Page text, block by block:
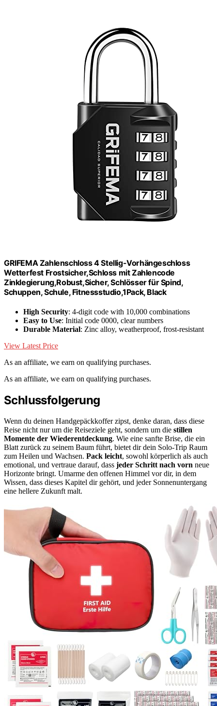
GRIFEMA Zahlenschloss 4 Stellig-Vorhängeschloss
Wetterfest Frostsicher,Schloss mit Zahlencode
Zinklegierung,Robust,Sicher, Schlösser für Spind,
Schuppen, Schule, Fitnessstudio,1Pack, Black
High Security: 4-digit code with 10,000 combinations
Easy to Use: Initial code 0000, clear numbers
Durable Material: Zinc alloy, weatherproof, frost-resistant
View Latest Price
As an affiliate, we earn on qualifying purchases.
As an affiliate, we earn on qualifying purchases.
Schlussfolgerung
Wenn du deinen Handgepäckkoffer zipst, denke daran, dass diese
Reise nicht nur um die Reiseziele geht, sondern um die stillen
Momente der Wiederentdeckung. Wie eine sanfte Brise, die ein
Blatt zurück zu seinem Baum führt, bietet dir dein Solo-Trip Raum
zum Heilen und Wachsen. Pack leicht, sowohl körperlich als auch
emotional, und vertraue darauf, dass jeder Schritt nach vorn neue
Horizonte bringt. Umarme den offenen Himmel vor dir, in dem
Wissen, dass dieses Kapitel dir gehört, und jeder Sonnenuntergang
eine hellere Zukunft malt.